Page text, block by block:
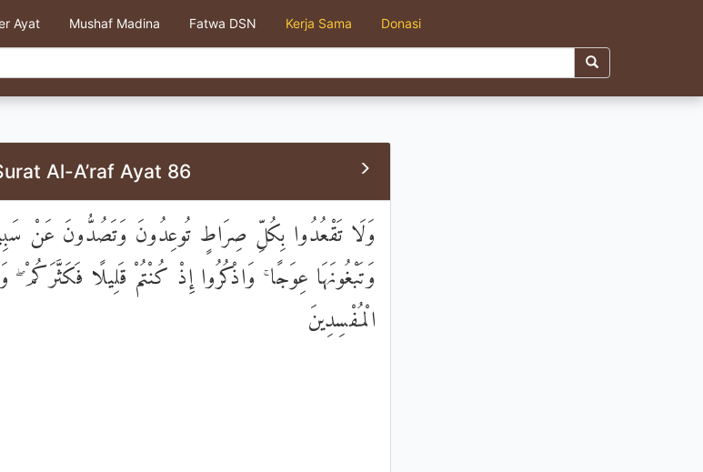
Ayat Mushaf Madina Fatwa DSN Kerja Sama Donasi
Al-A’raf Ayat 86
وَلَا تَقْعُدُوا بِكُلِّ صِرَاطٍ تُوعِدُونَ وَتَصُدُّونَ عَنْ
وَتَبْغُونَهَا عِوَجًا ۚ وَاذْكُرُوا إِذْ كُنْتُمْ قَلِيلًا
الْمُفْسِدِينَ